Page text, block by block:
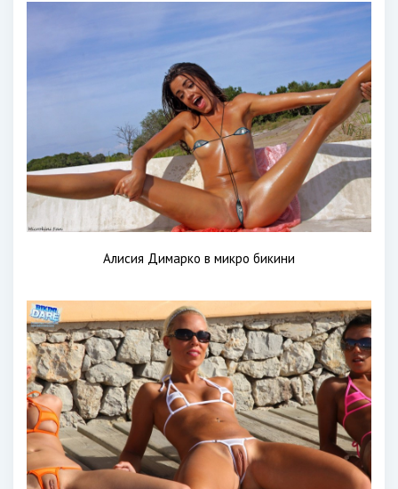
Алисия Димарко в микро бикини